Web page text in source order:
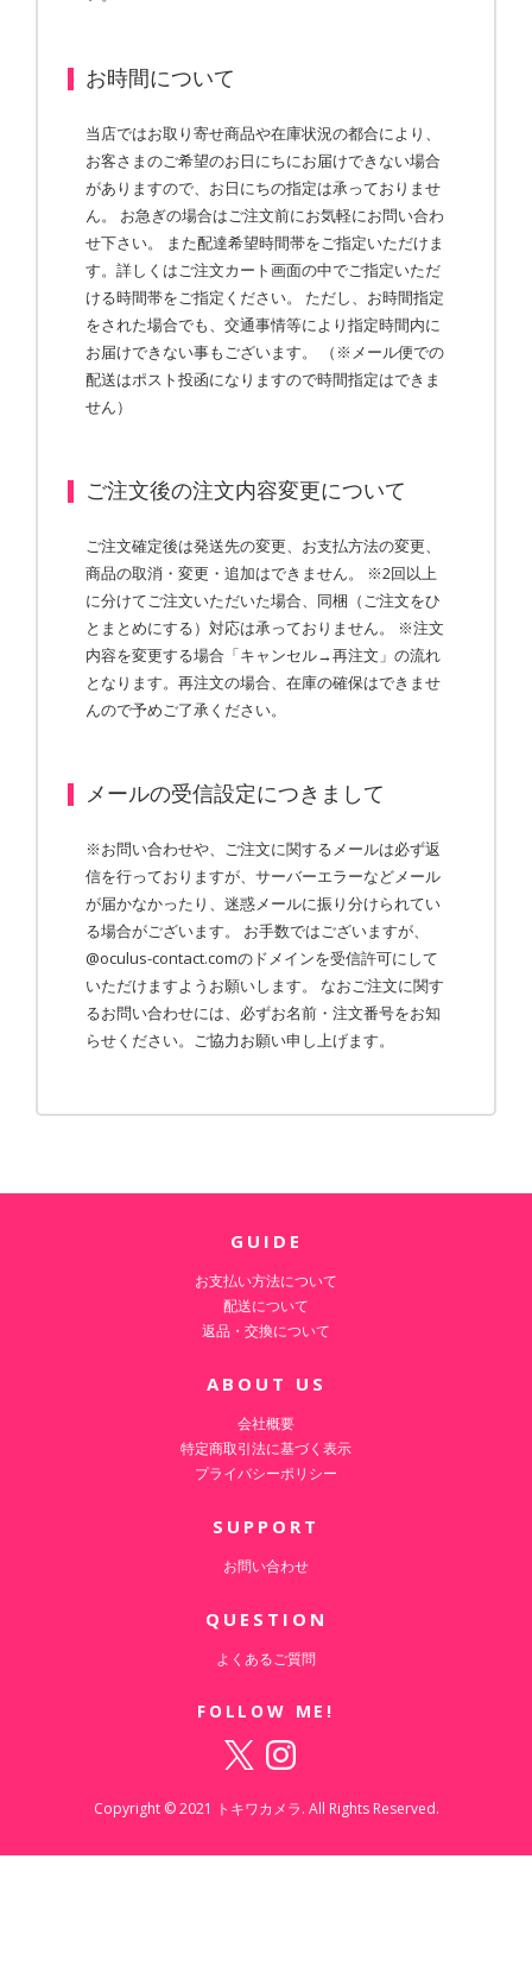
お時間について
当店ではお取り寄せ商品や在庫状況の都合により、
お客さまのご希望のお日にちにお届けできない場合
がありますので、お日にちの指定は承っておりませ
ん。 お急ぎの場合はご注文前にお気軽にお問い合わ
せ下さい。 また配達希望時間帯をご指定いただけま
す。詳しくはご注文カート画面の中でご指定いただ
ける時間帯をご指定ください。 ただし、お時間指定
をされた場合でも、交通事情等により指定時間内に
お届けできない事もございます。 （※メール便での
配送はポスト投函になりますので時間指定はできま
せん）
ご注文後の注文内容変更について
ご注文確定後は発送先の変更、お支払方法の変更、
商品の取消・変更・追加はできません。 ※2回以上
に分けてご注文いただいた場合、同梱（ご注文をひ
とまとめにする）対応は承っておりません。 ※注文
内容を変更する場合「キャンセル→再注文」の流れ
となります。再注文の場合、在庫の確保はできませ
んので予めご了承ください。
メールの受信設定につきまして
※お問い合わせや、ご注文に関するメールは必ず返
信を行っておりますが、サーバーエラーなどメール
が届かなかったり、迷惑メールに振り分けられてい
る場合がございます。 お手数ではございますが、
@oculus-contact.comのドメインを受信許可にして
いただけますようお願いします。 なおご注文に関す
るお問い合わせには、必ずお名前・注文番号をお知
らせください。ご協力お願い申し上げます。
GUIDE
お支払い方法について
配送について
返品・交換について
ABOUT US
会社概要
特定商取引法に基づく表示
プライバシーポリシー
SUPPORT
お問い合わせ
QUESTION
よくあるご質問
FOLLOW ME!
Copyright © 2021 トキワカメラ. All Rights Reserved.